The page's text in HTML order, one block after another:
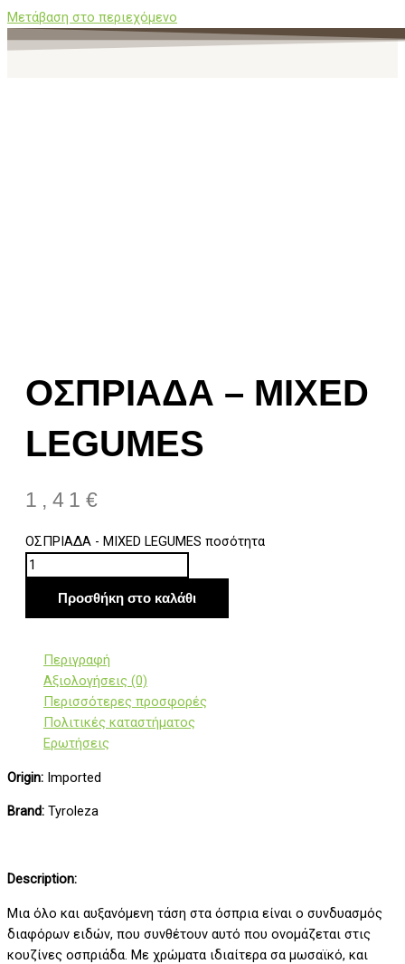
Μετάβαση στο περιεχόμενο
ΟΣΠΡΙΑΔΑ – MIXED
LEGUMES
1,41 €
ΟΣΠΡΙΑΔΑ - MIXED LEGUMES ποσότητα
Προσθήκη στο καλάθι
Περιγραφή
Αξιολογήσεις (0)
Περισσότερες προσφορές
Πολιτικές καταστήματος
Ερωτήσεις
Origin: Imported
Brand: Tyroleza
Description:
Μια όλο και αυξανόμενη τάση στα όσπρια είναι ο συνδυασμός
διαφόρων ειδών, που συνθέτουν αυτό που ονομάζεται στις
κουζίνες οσπριάδα. Με χρώματα ιδιαίτερα σα μωσαϊκό, και